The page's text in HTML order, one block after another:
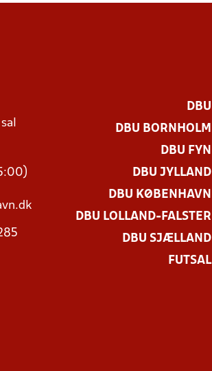
DBU
DBU BORNHOLM
DBU FYN
DBU JYLLAND
DBU KØBENHAVN
DBU LOLLAND-FALSTER
DBU SJÆLLAND
FUTSAL